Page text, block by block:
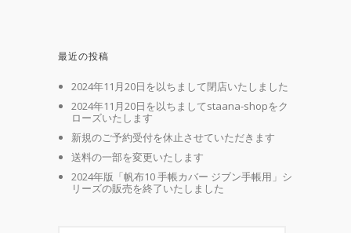
最近の投稿
2024年11月20日を以ちまして閉店いたしました
2024年11月20日を以ちましてstaana-shopをク
ローズいたします
新規のご予約受付を休止させていただきます
送料の一部を変更いたします
2024年版「帆布10 手帳カバー ジブン手帳用」シ
リーズの販売を終了いたしました